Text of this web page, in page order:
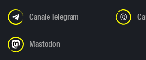
Canale Telegram
Mastodon